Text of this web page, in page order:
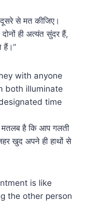
से मत कीजिए।
ही अत्यंत सुंदर हैं,
हैं।”
with anyone
both illuminate
time
मतलब है कि आप गलती
खुद अपने ही हाथों से
is like
the other person